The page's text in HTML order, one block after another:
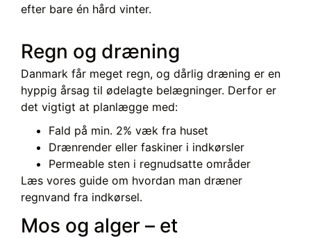
efter bare én hård vinter.
Regn og dræning
Danmark får meget regn, og dårlig dræning er en
hyppig årsag til ødelagte belægninger. Derfor er
det vigtigt at planlægge med:
Fald på min. 2% væk fra huset
Drænrender eller faskiner i indkørsler
Permeable sten i regnudsatte områder
Læs vores guide om hvordan man dræner
regnvand fra indkørsel.
Mos og alger – et